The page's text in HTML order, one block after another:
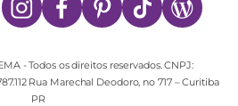
- Todos os direitos reservados. CNPJ:
Rua Marechal Deodoro, no 717 – Curitiba
PR